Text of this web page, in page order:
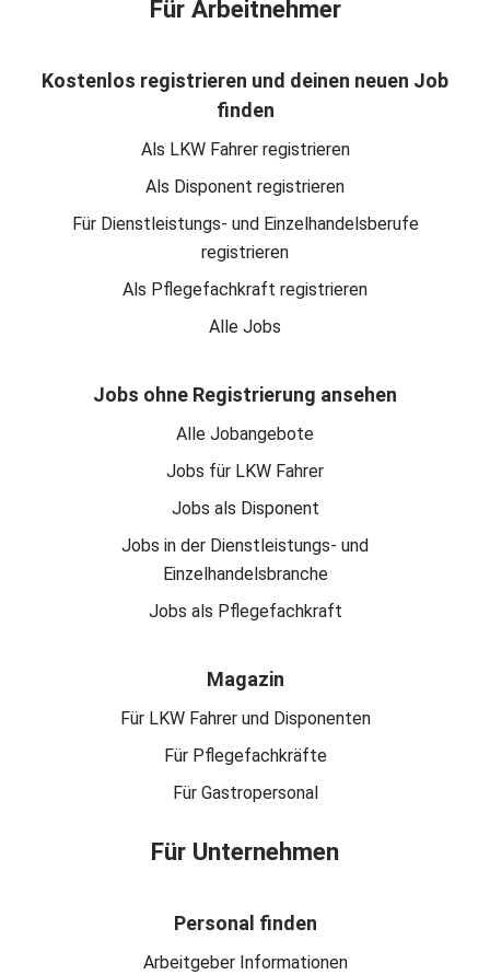
Für Arbeitnehmer
Kostenlos registrieren und deinen neuen Job
finden
Als LKW Fahrer registrieren
Als Disponent registrieren
Für Dienstleistungs- und Einzelhandelsberufe
registrieren
Als Pflegefachkraft registrieren
Alle Jobs
Jobs ohne Registrierung ansehen
Alle Jobangebote
Jobs für LKW Fahrer
Jobs als Disponent
Jobs in der Dienstleistungs- und
Einzelhandelsbranche
Jobs als Pflegefachkraft
Magazin
Für LKW Fahrer und Disponenten
Für Pflegefachkräfte
Für Gastropersonal
Für Unternehmen
Personal finden
Arbeitgeber Informationen